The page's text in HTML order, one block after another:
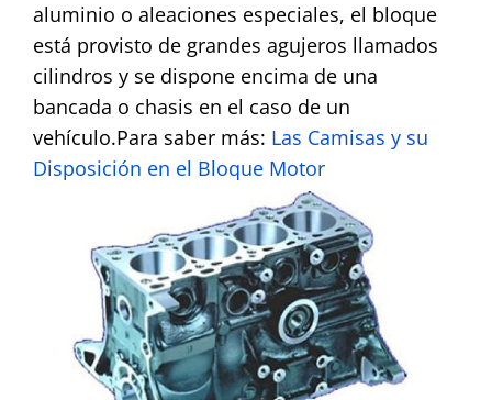
aluminio o aleaciones especiales, el bloque
está provisto de grandes agujeros llamados
cilindros y se dispone encima de una
bancada o chasis en el caso de un
vehículo.Para saber más: Las Camisas y su
Disposición en el Bloque Motor